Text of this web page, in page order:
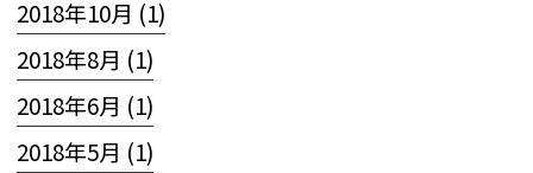
2018年10月 (1)
2018年8月 (1)
2018年6月 (1)
2018年5月 (1)